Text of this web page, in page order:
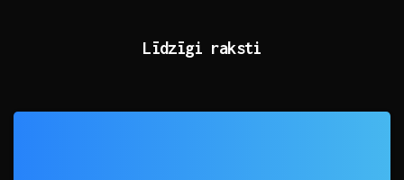
Līdzīgi raksti